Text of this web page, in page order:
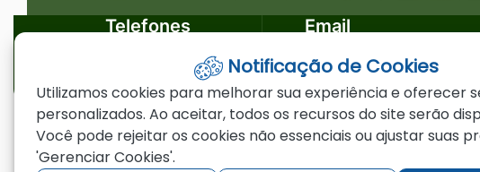
Telefones
(66)3573-4200
Email
©2026 - Prefeitura Municipal de Paranatinga - MT -
Notificação de Cookies
Utilizamos cookies para melhorar sua experiência e oferecer
personalizados. Ao aceitar, todos os recursos do site serão
Você pode rejeitar os cookies não essenciais ou ajustar suas
'Gerenciar Cookies'.